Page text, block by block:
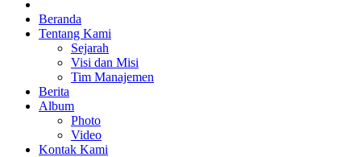
Beranda
Tentang Kami
Sejarah
Visi dan Misi
Tim Manajemen
Berita
Album
Photo
Video
Kontak Kami